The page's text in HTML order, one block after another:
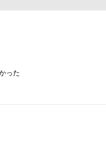
った